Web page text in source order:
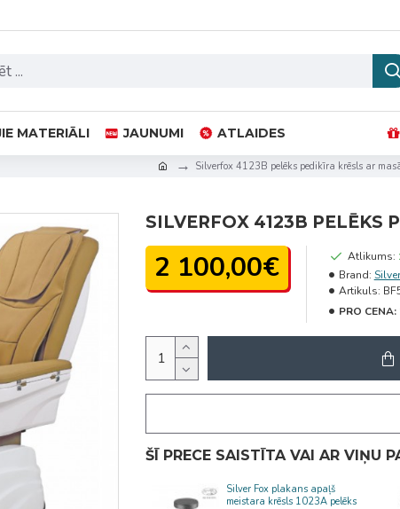
MATERIĀLI JAUNUMI ATLAIDES
Silverfox 4123B pelēks pedikīra krēsls ar
SILVERFOX 4123B PELĒKS
2 100,00€ Atlikums:
Brand:
Artikuls:
PRO CENA:
ŠĪ PRECE SAISTĪTA VAI AR VIŅU
Silver Fox plakans apaļš
meistara krēsls 1023A pelēks